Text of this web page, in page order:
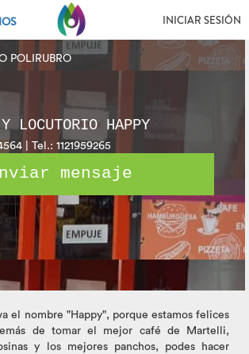
INICIAR SESIÓN
POLIRUBRO
LOCUTORIO HAPPY
| Tel.: 1121959265
mensaje
el nombre "Happy", porque estamos felices
de tomar el mejor café de Martelli,
y los mejores panchos, podes hacer